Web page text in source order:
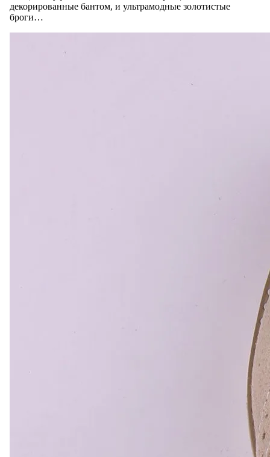
декорированные бантом, и ультрамодные золотистые
броги…